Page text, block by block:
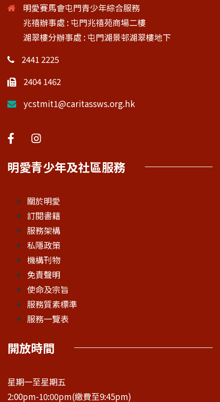
明愛賽馬會屯門青少年綜合服務
兆禧辦事處 : 屯門兆禧苑商場二樓
湖翠樓分辦事處 : 屯門湖景邨湖翠樓地下
2441 2225
2404 1462
ycstmit1@caritassws.org.hk
明愛青少年及社區服務
關於明愛
訂閱書籍
服務架構
私隱政策
機構刊物
免責聲明
使命及宗旨
服務質素標準
服務一覽表
開放時間
星期一至星期五
2:00pm-10:00pm(繳費至9:45pm)